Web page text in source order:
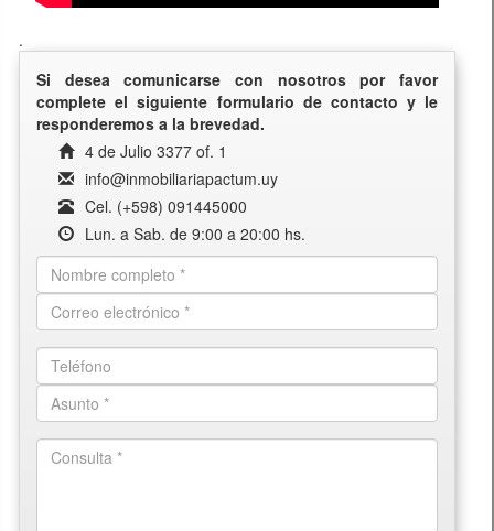
.
Si desea comunicarse con nosotros por favor
complete el siguiente formulario de contacto y le
responderemos a la brevedad.
4 de Julio 3377 of. 1
info@inmobiliariapactum.uy
Cel. (+598) 091445000
Lun. a Sab. de 9:00 a 20:00 hs.